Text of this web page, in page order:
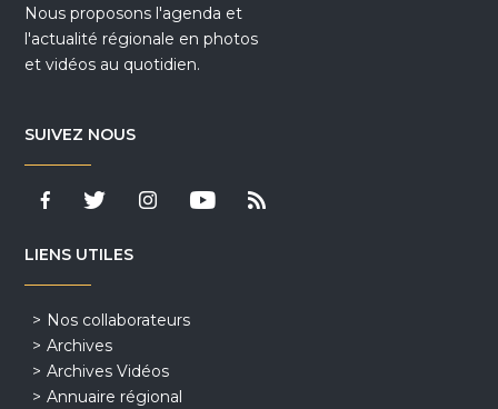
Nous proposons l'agenda et
l'actualité régionale en photos
et vidéos au quotidien.
SUIVEZ NOUS
LIENS UTILES
Nos collaborateurs
Archives
Archives Vidéos
Annuaire régional